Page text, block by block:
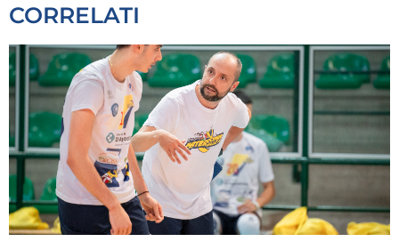
CORRELATI